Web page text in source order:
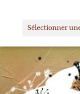
Sélectionner